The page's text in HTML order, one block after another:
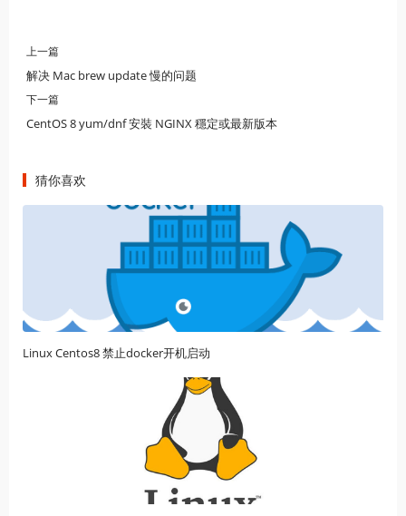
上一篇
解决 Mac brew update 慢的问题
下一篇
CentOS 8 yum/dnf 安裝 NGINX 穩定或最新版本
猜你喜欢
Linux Centos8 禁止docker开机启动